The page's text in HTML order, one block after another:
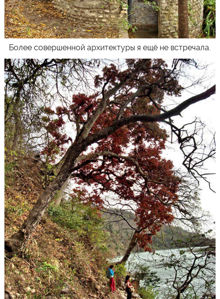
Более совершенной архитектуры я ещё не встречала.